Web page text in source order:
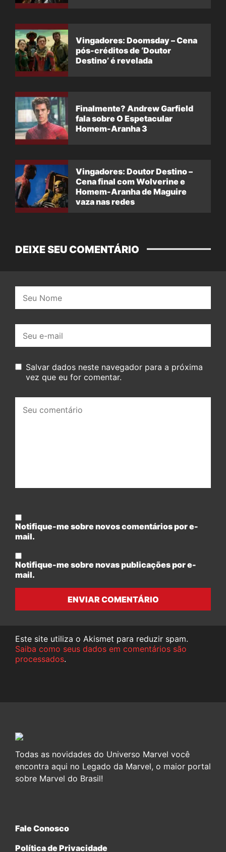
Vingadores: Doomsday – Cena
pós-créditos de ‘Doutor
Destino’ é revelada
Finalmente? Andrew Garfield
fala sobre O Espetacular
Homem-Aranha 3
Vingadores: Doutor Destino –
Cena final com Wolverine e
Homem-Aranha de Maguire
vaza nas redes
DEIXE SEU COMENTÁRIO
mail:
Salvar dados neste navegador para a próxima
vez que eu for comentar.
comentário:
Notifique-me sobre novos comentários por e-
mail.
Notifique-me sobre novas publicações por e-
mail.
ENVIAR COMENTÁRIO
Este site utiliza o Akismet para reduzir spam.
Saiba como seus dados em comentários são
processados.
Todas as novidades do Universo Marvel você
encontra aqui no Legado da Marvel, o maior portal
sobre Marvel do Brasil!
Fale Conosco
Política de Privacidade